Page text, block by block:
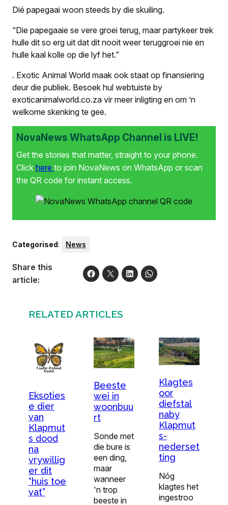
Dié papegaai woon steeds by die skuiling.
“Die papegaaie se vere groei terug, maar partykeer trek
hulle dit so erg uit dat dit nooit weer teruggroei nie en
hulle kaal kolle op die lyf het.”
. Exotic Animal World maak ook staat op finansiering
deur die publiek. Besoek hul webtuiste by
exoticanimalworld.co.za vir meer inligting en om ’n
welkome skenking te gee.
NovaNews WhatsApp Channel is LIVE!
Get the stories that matter, straight to your phone.
Click here to join NovaNews on WhatsApp or scan
the QR code for instant access.
Categorised: News
Share this
article:
RELATED ARTICLES
Eksoties
e dier
van
Klapmut
s dood
na
vrywillig
er dit
“huis toe
vat”
Beeste
wei in
woonbuu
rt
Sonde met
die bure is
een ding,
maar
wanneer
'n trop
beeste in
Klagtes
oor
diefstal
naby
Klapmut
s-
nederset
ting
Nóg
klagtes het
ingestroo